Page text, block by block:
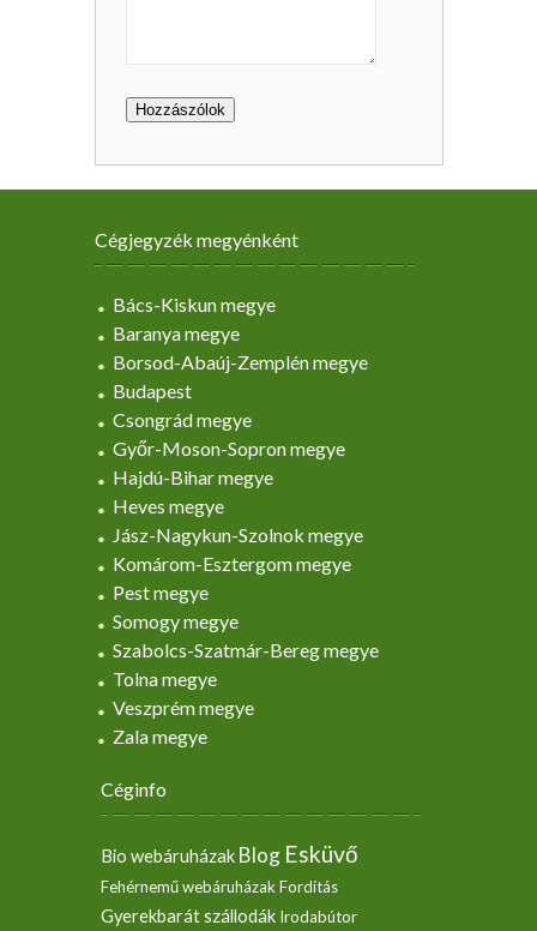
Cégjegyzék megyénként
Bács-Kiskun megye
Baranya megye
Borsod-Abaúj-Zemplén megye
Budapest
Csongrád megye
Győr-Moson-Sopron megye
Hajdú-Bihar megye
Heves megye
Jász-Nagykun-Szolnok megye
Komárom-Esztergom megye
Pest megye
Somogy megye
Szabolcs-Szatmár-Bereg megye
Tolna megye
Veszprém megye
Zala megye
Céginfo
Bio webáruházak Blog Esküvő
Fehérnemű webáruházakFordítás
Gyerekbarát szállodák Irodabútor